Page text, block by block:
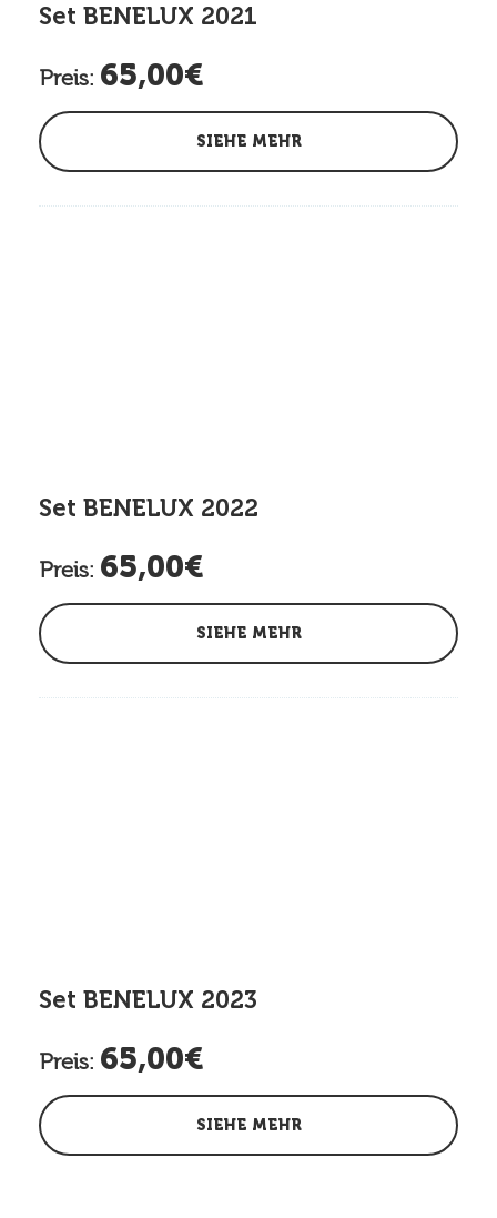
Set BENELUX 2021
Preis: 65,00€
SIEHE MEHR
Set BENELUX 2022
Preis: 65,00€
SIEHE MEHR
Set BENELUX 2023
Preis: 65,00€
SIEHE MEHR